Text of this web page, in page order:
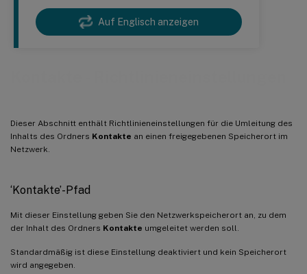
Auf Englisch anzeigen
Dieser Abschnitt enthält Richtlinieneinstellungen für die Umleitung des
Inhalts des Ordners Kontakte an einen freigegebenen Speicherort im
Netzwerk.
‘Kontakte’-Pfad
Mit dieser Einstellung geben Sie den Netzwerkspeicherort an, zu dem
der Inhalt des Ordners Kontakte umgeleitet werden soll.
Standardmäßig ist diese Einstellung deaktiviert und kein Speicherort
wird angegeben.